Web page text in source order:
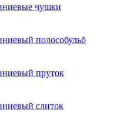
чушки
полособульб
пруток
слиток